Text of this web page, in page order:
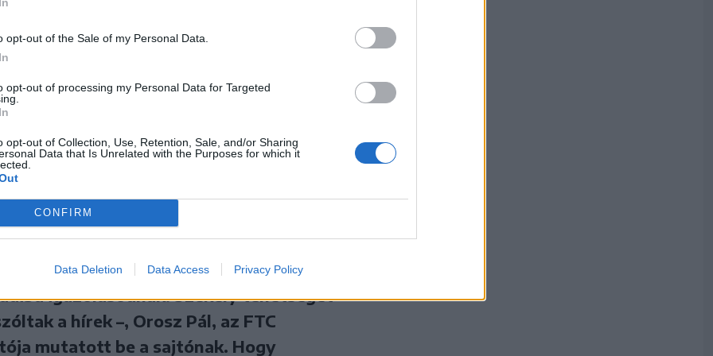
opt-out of the Sale of my Personal Data.
opt-out of processing my Personal Data for Targeted
opt-out of Collection, Use, Retention, Sale, and/or Sharing
Data that Is Unrelated with the Purposes for which it
CONFIRM
Data Deletion Data Access Privacy Policy
a legközelebb célom eléréséhez. Egy
szinte fel sem fogtam, amikor én is
edzőtáborba tartó kerethez. Varró
szinten felkarolt és támogatott, hogy
lenni. Bekerültem a román U20-as
ami nagyon sokat jelentett. Még most is
elővette a mobiltelefonját, és egy
a válogatott szerelésben.
igazolásodnak. Székely tehetséget
a hírek –, Orosz Pál, az FTC
mutatott be a sajtónak. Hogy